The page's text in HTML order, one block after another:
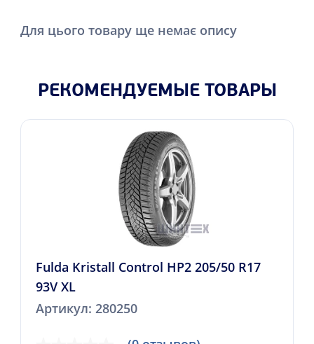
Для цього товару ще немає опису
РЕКОМЕНДУЕМЫЕ ТОВАРЫ
Fulda Kristall Control HP2 205/50 R17
93V XL
Артикул: 280250